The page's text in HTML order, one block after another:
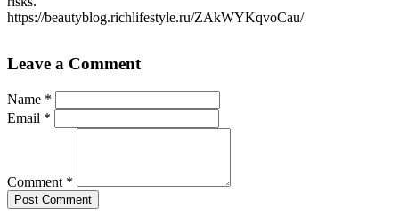
https://beautyblog.richlifestyle.ru/ZAkWYKqvoCau/
Leave a Comment
Name *
Email *
Comment *
Post Comment